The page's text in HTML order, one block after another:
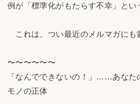
例が「標準化がもたらす不幸」とい
これは、つい最近のメルマガにも
〜〜〜〜〜〜
「なんでできないの！」……あなた
モノの正体